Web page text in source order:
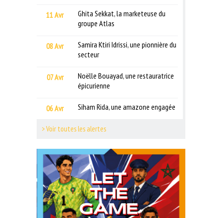
11 Avr
Ghita Sekkat, la marketeuse du
groupe Atlas
08 Avr
Samira Ktiri Idrissi, une pionnière du
secteur
07 Avr
Noëlle Bouayad, une restauratrice
épicurienne
06 Avr Siham Rida, une amazone engagée
> Voir toutes les alertes